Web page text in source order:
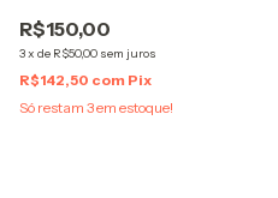
R$150,00
3x de R$50,00 sem juros
R$142,50 com Pix
Só restam 3em estoque!